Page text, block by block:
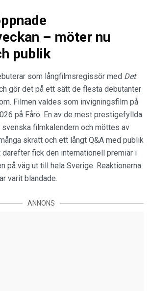
– möter nu
publik
som långfilmsregissör med Det
gör det på ett sätt de flesta debutanter
Filmen valdes som invigningsfilm på
på Fårö. En av de mest prestigefyllda
filmkalendern och möttes av
skratt och ett långt Q&A med publik
därefter fick den internationell premiär i
på väg ut till hela Sverige. Reaktionerna
varit blandade.
ANNONS